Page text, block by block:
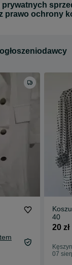
prywatnych
prawo ochrony
40
20 zł
Kęszyn
07